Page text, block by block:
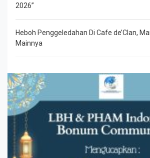
2026”
Heboh Penggeledahan Di Cafe de’Clan,
Mainnya